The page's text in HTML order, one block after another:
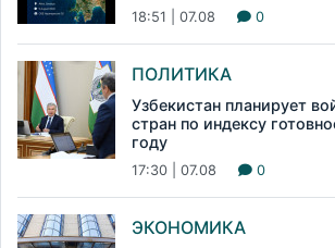
18:51 | 07.08 0
ПОЛИТИКА
Узбекистан планирует
стран по индексу
году
17:30 | 07.08 0
ЭКОНОМИКА